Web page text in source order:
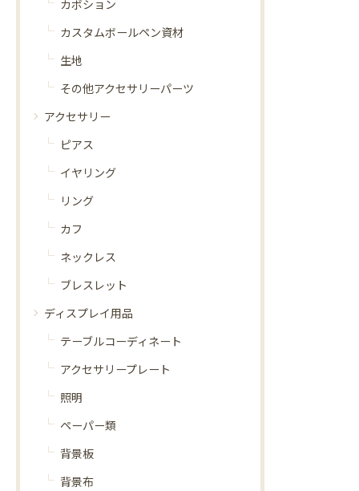
カボション
カスタムボールペン資材
生地
その他アクセサリーパーツ
アクセサリー
ピアス
イヤリング
リング
カフ
ネックレス
ブレスレット
ディスプレイ用品
テーブルコーディネート
アクセサリープレート
照明
ペーパー類
背景板
背景布